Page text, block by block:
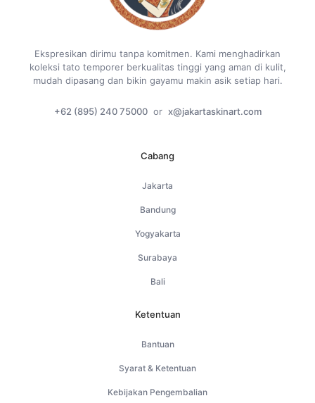
Ekspresikan dirimu tanpa komitmen. Kami menghadirkan
koleksi tato temporer berkualitas tinggi yang aman di kulit,
mudah dipasang dan bikin gayamu makin asik setiap hari.
+62 (895) 240 75000 or x@jakartaskinart.com
Cabang
Jakarta
Bandung
Yogyakarta
Surabaya
Bali
Ketentuan
Bantuan
Syarat & Ketentuan
Kebijakan Pengembalian